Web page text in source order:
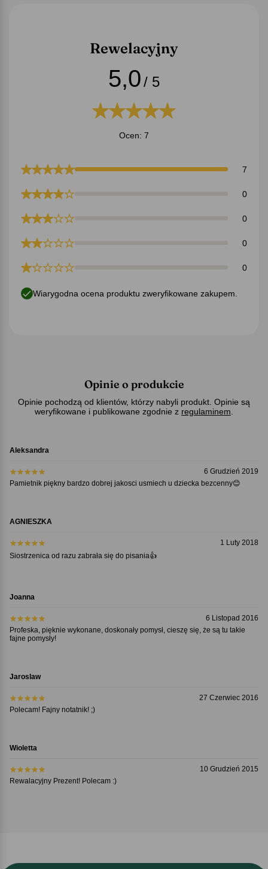
Rewelacyjny
5,0/ 5
Ocen: 7
7
0
0
0
0
Wiarygodna ocena produktu zweryfikowane zakupem.
Opinie o produkcie
Opinie pochodzą od klientów, którzy nabyli produkt. Opinie są
weryfikowane i publikowane zgodnie z regulaminem
Aleksandra
6 Grudzień 2019
Pamietnik piękny bardzo dobrej jakosci usmiech u dziecka bezcenny😊
AGNIESZKA
1 Luty 2018
Siostrzenica od razu zabrała się do pisania👍
Joanna
6 Listopad 2016
Profeska, pięknie wykonane, doskonały pomysł, cieszę się, że są tu takie
fajne pomysły!
Jaroslaw
27 Czerwiec 2016
Polecam! Fajny notatnik! ;)
Wioletta
10 Grudzień 2015
Rewalacyjny Prezent! Polecam :)